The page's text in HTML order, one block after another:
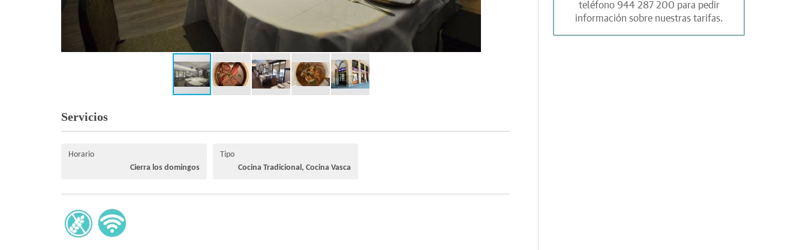
Servicios
Horario
Cierra los domingos
Tipo
Cocina Tradicional, Cocina Vasca
teléfono 944 287 200 para pedir
información sobre nuestras tarifas.